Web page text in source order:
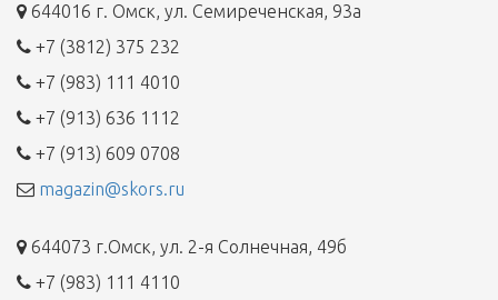
644016 г. Омск, ул. Семиреченская, 93а
+7 (3812) 375 232
+7 (983) 111 4010
+7 (913) 636 1112
+7 (913) 609 0708
magazin@skors.ru
644073 г.Омск, ул. 2-я Солнечная, 49б
+7 (983) 111 4110